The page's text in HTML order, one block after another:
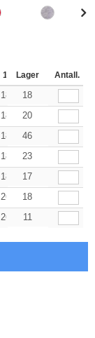
144-287 288 +
Lager Antall.
184.98 kr
18
184.98 kr
20
184.98 kr
46
184.98 kr
23
184.98 kr
17
261.24 kr
18
261.2411